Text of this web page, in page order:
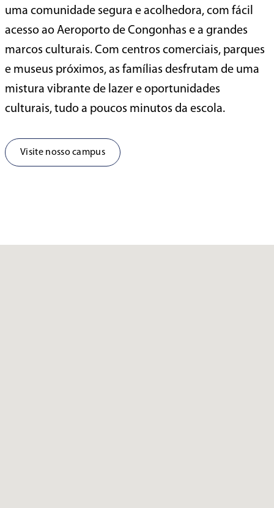
uma comunidade segura e acolhedora, com fácil
acesso ao Aeroporto de Congonhas e a grandes
marcos culturais. Com centros comerciais, parques
e museus próximos, as famílias desfrutam de uma
mistura vibrante de lazer e oportunidades
culturais, tudo a poucos minutos da escola.
Visite nosso campus